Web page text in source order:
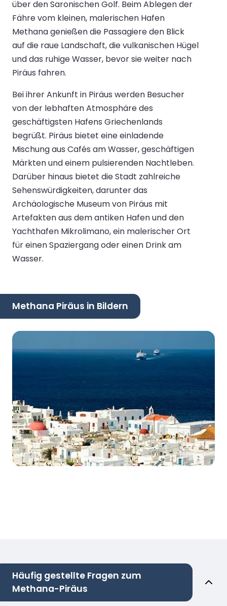
über den Saronischen Golf. Beim Ablegen der
Fähre vom kleinen, malerischen Hafen
Methana genießen die Passagiere den Blick
auf die raue Landschaft, die vulkanischen Hügel
und das ruhige Wasser, bevor sie weiter nach
Piräus fahren.
Bei ihrer Ankunft in Piräus werden Besucher
von der lebhaften Atmosphäre des
geschäftigsten Hafens Griechenlands
begrüßt. Piräus bietet eine einladende
Mischung aus Cafés am Wasser, geschäftigen
Märkten und einem pulsierenden Nachtleben.
Darüber hinaus bietet die Stadt zahlreiche
Sehenswürdigkeiten, darunter das
Archäologische Museum von Piräus mit
Artefakten aus dem antiken Hafen und den
Yachthafen Mikrolimano, ein malerischer Ort
für einen Spaziergang oder einen Drink am
Wasser.
Methana Piräus in Bildern
Häufig gestellte Fragen zum
Methana-Piräus